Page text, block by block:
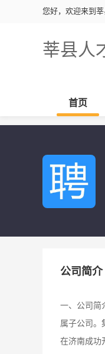
您好，欢迎来到莘
莘县人
首页
公司简介
一、公司简
属子公司。
在济南成功